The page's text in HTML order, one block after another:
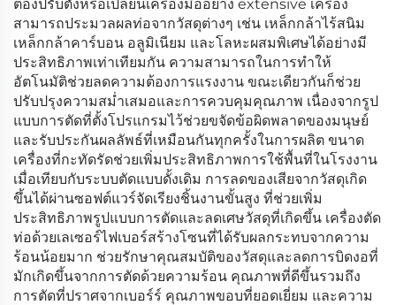
ต้องปรับตั้งหรือเปลี่ยนเครื่องมืออย่าง extensive เครื่อง
สามารถประมวลผลท่อจากวัสดุต่างๆ เช่น เหล็กกล้าไร้สนิม
เหล็กกล้าคาร์บอน อลูมิเนียม และโลหะผสมพิเศษได้อย่างมี
ประสิทธิภาพเท่าเทียมกัน ความสามารถในการทำให้
อัตโนมัติช่วยลดความต้องการแรงงาน ขณะเดียวกันก็ช่วย
ปรับปรุงความสม่ำเสมอและการควบคุมคุณภาพ เนื่องจากรูป
แบบการตัดที่ตั้งโปรแกรมไว้ช่วยขจัดข้อผิดพลาดของมนุษย์
และรับประกันผลลัพธ์ที่เหมือนกันทุกครั้งในการผลิต ขนาด
เครื่องที่กะทัดรัดช่วยเพิ่มประสิทธิภาพการใช้พื้นที่ในโรงงาน
เมื่อเทียบกับระบบตัดแบบดั้งเดิม การลดของเสียจากวัสดุเกิด
ขึ้นได้ผ่านซอฟต์แวร์จัดเรียงชิ้นงานขั้นสูง ที่ช่วยเพิ่ม
ประสิทธิภาพรูปแบบการตัดและลดเศษวัสดุที่เกิดขึ้น เครื่องตัด
ท่อด้วยเลเซอร์ไฟเบอร์สร้างโซนที่ได้รับผลกระทบจากความ
ร้อนน้อยมาก ช่วยรักษาคุณสมบัติของวัสดุและลดการบิดงอที่
มักเกิดขึ้นจากการตัดด้วยความร้อน คุณภาพที่ดีขึ้นรวมถึง
การตัดที่ปราศจากเบอร์ร์ คุณภาพขอบที่ยอดเยี่ยม และความ